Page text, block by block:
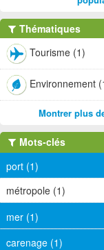
Thématiques
Tourisme (1)
Environnement
Montrer plus
Mots-clés
port (1)
métropole (1)
mer (1)
carenage (1)